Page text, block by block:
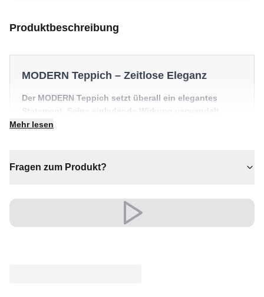
Produktbeschreibung
MODERN Teppich – Zeitlose Eleganz
Der MODERN Teppich setzt überall ein elegantes
Statement. Seine einladende Wirkung verwandelt
jeden Raum in etwas Besonderes.
✔ Verleiht jedem Raum gemütliche Eleganz
✔ Wertet jeden Raum mühelos auf
✔ Zeitloses Design für jeden Raum
Sein edler Look wertet Wohn- und Schlafzimmer auf
Mehr lesen
Fragen zum Produkt?